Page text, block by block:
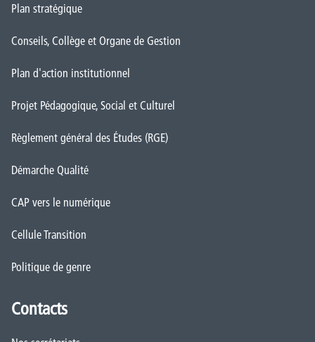
Plan stratégique
Conseils, Collège et Organe de Gestion
Plan d'action institutionnel
Projet Pédagogique, Social et Culturel
Règlement général des Études (RGE)
Démarche Qualité
CAP vers le numérique
Cellule Transition
Politique de genre
Contacts